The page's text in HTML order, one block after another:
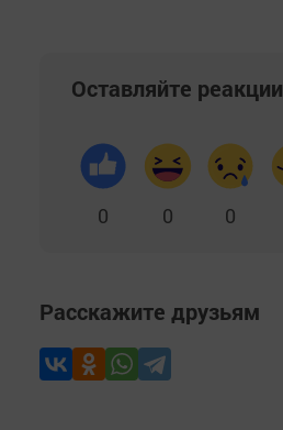
Оставляйте реакции
0 0 0
Расскажите друзьям